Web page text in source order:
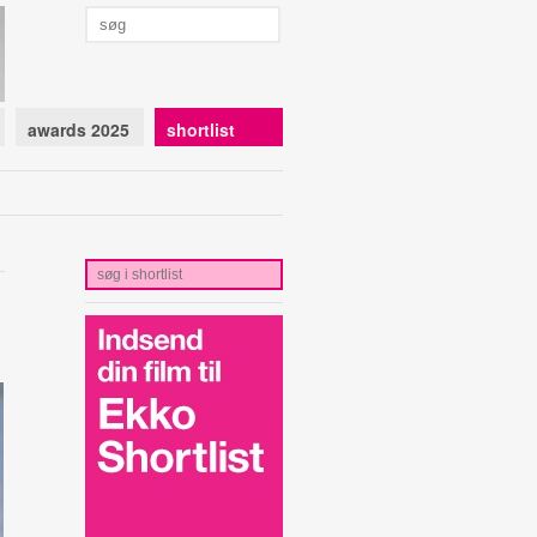
awards 2025 shortlist